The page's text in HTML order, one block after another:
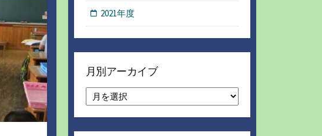
2021年度
月別アーカイブ
別
ア
ー